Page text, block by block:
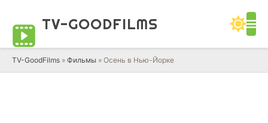
TV-GOODFILMS
TV-GoodFilms » Фильмы » Осень в Нью-Йорке